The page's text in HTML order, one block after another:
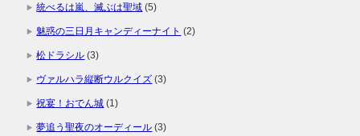
統べるは嵐、滅ぶは聖域 (5)
魅惑の三日月キャンディーナイト (2)
松ドラシル (3)
ヴァルハラ縦断ウルクイズ (3)
祝宴！おでん城 (1)
夢追う聖夜のオーディール (3)